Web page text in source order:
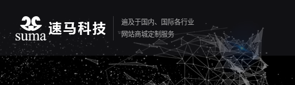
遍及于国内、国际各行业
网站商城定制服务